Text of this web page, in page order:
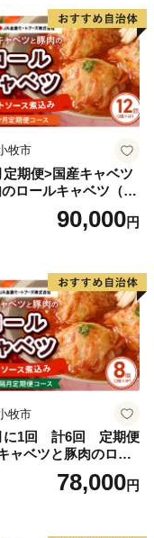
護方針）につい
わら市が責任をも
ございません。な
、商品の発送、事
と納税関連イベン
の手段として、電
料の郵送をさせて
資料の郵送停止等
納税担当
ください。
牧市
定期便>国産キャベツ
ロールキャベツ（6P
90,000円
牧市
に1回 計6回 定期便
ャベツと豚肉のロー
ベツ（4P入り）
78,000円